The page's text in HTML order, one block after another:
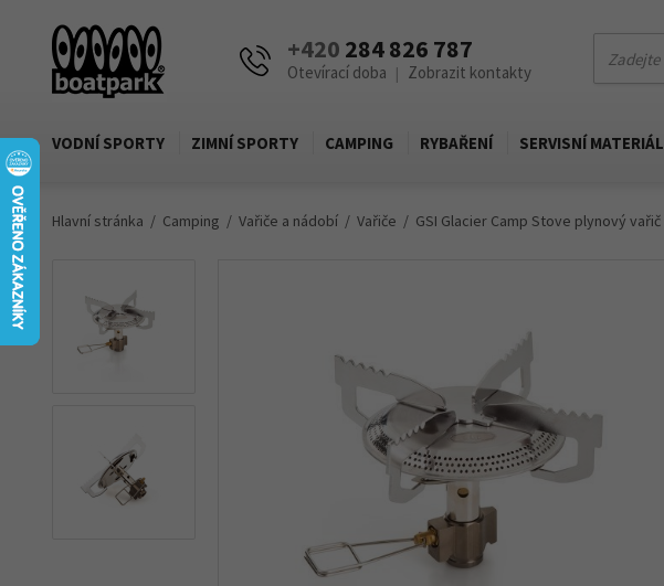
+420 284 826 787
Otevírací doba | Zobrazit kontakty
VODNÍ SPORTY ZIMNÍ SPORTY CAMPING RYBAŘENÍ SERVISNÍ MATERIÁL
Hlavní stránka Camping Vařiče a nádobí Vařiče GSI Glacier Camp Stove plynový vařič